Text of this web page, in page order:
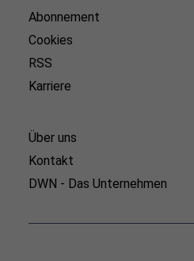
Abonnement
Cookies
RSS
Karriere
Über uns
Kontakt
DWN - Das Unternehmen